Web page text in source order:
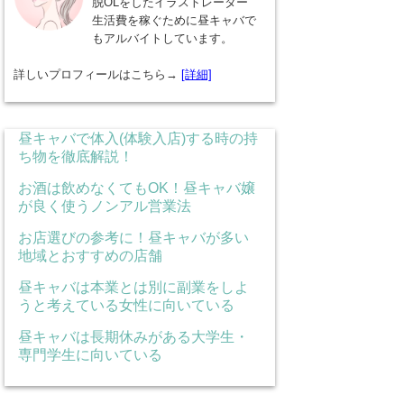
生活費を稼ぐために昼キャバで
もアルバイトしています。
詳しいプロフィールはこちら→ [詳細]
昼キャバで体入(体験入店)する時の持
ち物を徹底解説！
お酒は飲めなくてもOK！昼キャバ嬢
が良く使うノンアル営業法
お店選びの参考に！昼キャバが多い
地域とおすすめの店舗
昼キャバは本業とは別に副業をしよ
うと考えている女性に向いている
昼キャバは長期休みがある大学生・
専門学生に向いている